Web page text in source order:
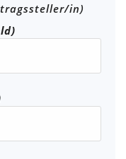
in)